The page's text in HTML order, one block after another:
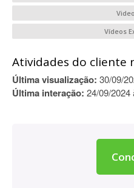
Vídeos
Atividades do cliente
Última visualização: 30/09/
Última interação: 24/09/2024